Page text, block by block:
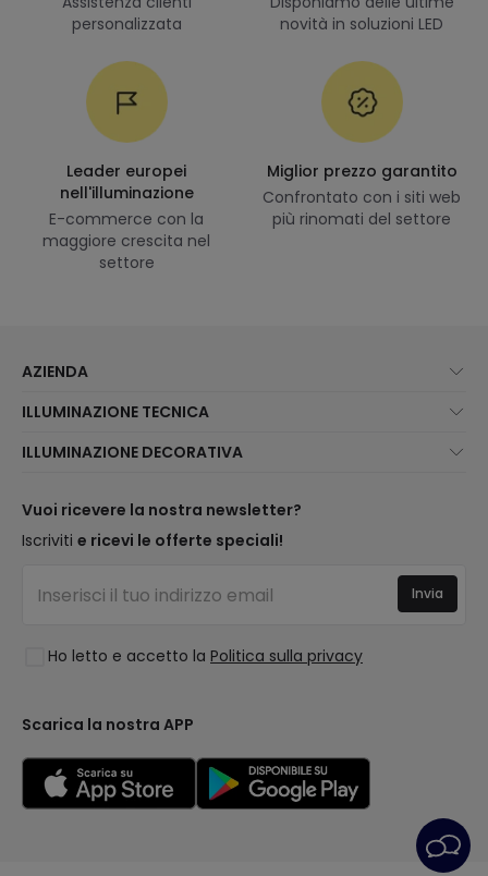
personalizzata
novità in soluzioni LED
Leader europei
nell'illuminazione
E-commerce con la
maggiore crescita nel
settore
Miglior prezzo garantito
Confrontato con i siti web
più rinomati del settore
AZIENDA
Assistenza Clienti
Metodi di spedizione
Sei un Professionista?
Domande frequenti
ILLUMINAZIONE TECNICA
I migliori brand
Illuminazione per aziende
ILLUMINAZIONE DECORATIVA
Tendenze
I migliori brand
Spazi
Collezioni
Vuoi ricevere la nostra newsletter?
Iscriviti e ricevi le offerte speciali!
Ho letto e accetto la Politica sulla privacy
Invia
Scarica la nostra APP